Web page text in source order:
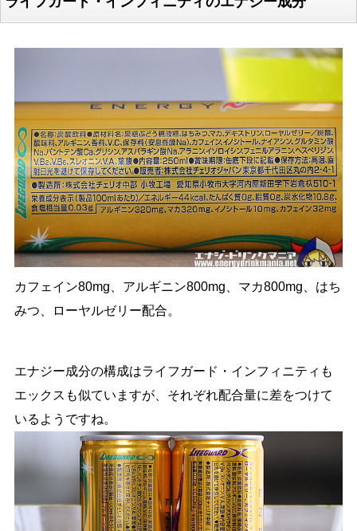
カフェイン80mg、アルギニン800mg、マカ800mg、はち
みつ、ローヤルゼリー配合。
エナジー成分の構成はライフガード・インフィニティも
エックスも似ていますが、それぞれ配合量に差をつけて
いるようですね。